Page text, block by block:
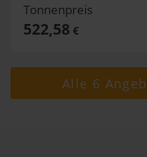
Tonnenpreis
522,58 €
Alle 6